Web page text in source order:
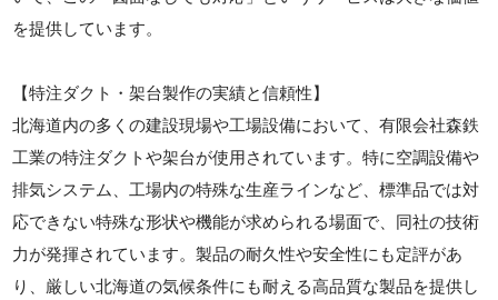
を提供しています。
【特注ダクト・架台製作の実績と信頼性】
北海道内の多くの建設現場や工場設備において、有限会社森鉄
工業の特注ダクトや架台が使用されています。特に空調設備や
排気システム、工場内の特殊な生産ラインなど、標準品では対
応できない特殊な形状や機能が求められる場面で、同社の技術
力が発揮されています。製品の耐久性や安全性にも定評があ
り、厳しい北海道の気候条件にも耐える高品質な製品を提供し